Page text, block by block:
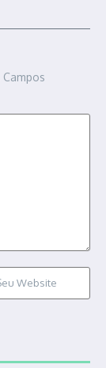
Campos